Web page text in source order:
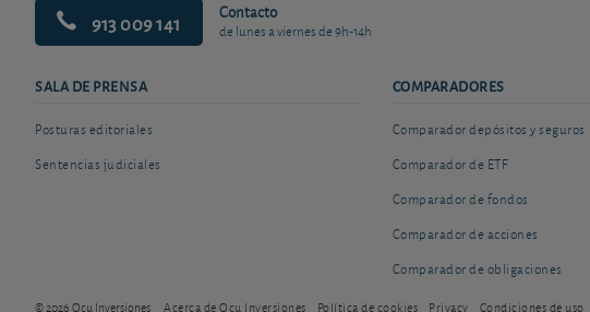
913 009 141 Contacto
de lunes a viernes de 9h-14h
SALA DE PRENSA
Posturas editoriales
Sentencias judiciales
COMPARADORES
Comparador depósitos y seguros
Comparador de ETF
Comparador de fondos
Comparador de acciones
Comparador de obligaciones
© 2026 Ocu Inversiones Acerca de Ocu Inversiones Política de cookies Privacy Condiciones de uso